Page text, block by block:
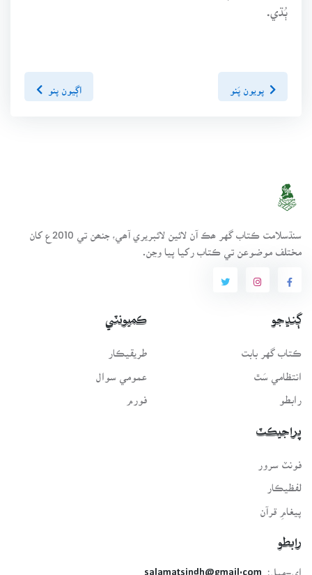
ٻُڌي.
پويون پَنو اڳيون پنو
سنڌسلامت ڪتاب گهر ھڪ آن لائين لائبريري آھي، جنھن تي 2010ع کان
مختلف موضوعن تي ڪتاب رکيا پيا وڃن.
ڳنڍجو
ڪتاب گهر بابت
انتظامي سَٿ
رابطو
ڪميونٽي
طريقيڪار
عمومي سوال
فورم
پراجيڪٽ
لفظيڪار
پيغامِ قرآن
رابطو
اي-ميل: